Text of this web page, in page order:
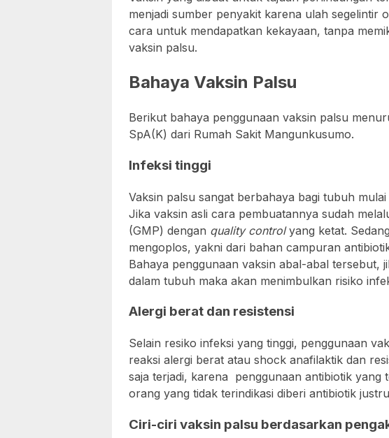
menjadi sumber penyakit karena ulah segelintir
cara untuk mendapatkan kekayaan, tanpa
vaksin palsu.
Bahaya Vaksin Palsu
Berikut bahaya penggunaan vaksin palsu
SpA(K) dari Rumah Sakit Mangunkusumo.
Infeksi tinggi
Vaksin palsu sangat berbahaya bagi tubuh
Jika vaksin asli cara pembuatannya sudah
(GMP) dengan quality controlyang ketat.
mengoplos, yakni dari bahan campuran
Bahaya penggunaan vaksin abal-abal tersebut,
dalam tubuh maka akan menimbulkan risiko
Alergi berat dan resistensi
Selain resiko infeksi yang tinggi, penggunaan
reaksi alergi berat atau shock anafilaktik dan
saja terjadi, karena penggunaan antibiotik yang
orang yang tidak terindikasi diberi antibiotik
Ciri-ciri vaksin palsu berdasarkan